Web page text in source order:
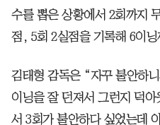
수를 뽑은 상황에서 2회까지
점, 5회 2실점을 기록해 6이
김태형 감독은 “자꾸 불안하
이닝을 잘 던져서 그런지 덕
서 3회가 불안하다 싶었는데